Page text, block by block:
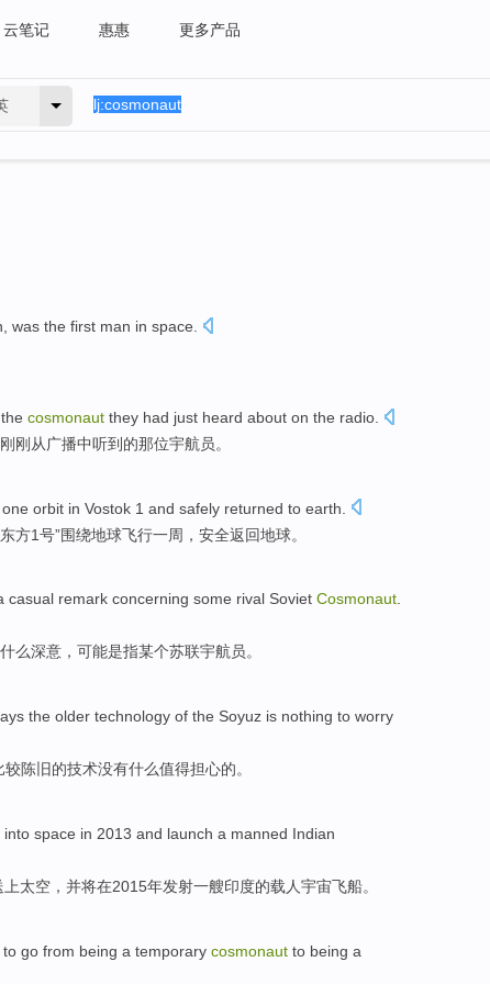
云笔记 惠惠 更多产品
, was the first man in space
the cosmonaut they had just heard about on the radio
刚刚 从 广播中听到 的那位宇航员。
orbit in Vostok 1 and safely returned to earth
方1号”围绕地球飞行一周， 安全返回地球。
casual remark concerning some rival Soviet Cosmonaut.
么深意，可能是指某个苏联宇航员。
the older technology of the Soyuz is nothing to worry
较陈旧的技术没有什么值得担心的。
into space in 2013 and launch a manned Indian
太空 ， 并将在2015年发射一艘印度的载人宇宙飞船。
, to go from being a temporary cosmonaut to being a